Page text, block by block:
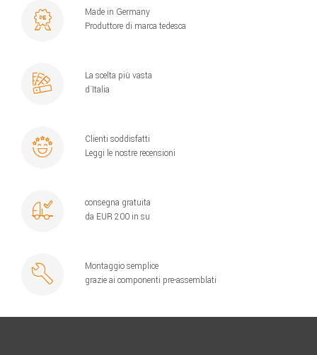
Made in Germany
Produttore di marca tedesca
La scelta più vasta
d´Italia
Clienti soddisfatti
Leggi le nostre recensioni
consegna gratuita
da EUR 200 in su
Montaggio semplice
grazie ai componenti pre-assemblati